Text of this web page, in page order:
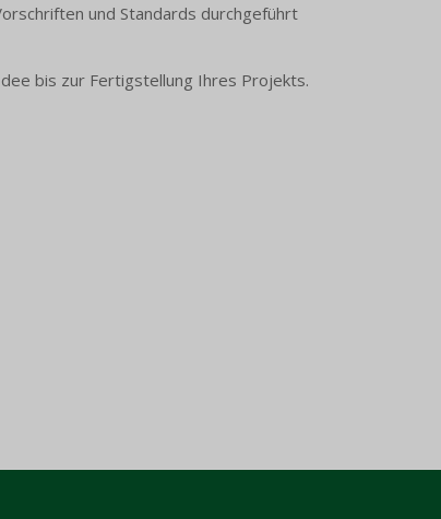
und Standards durchgeführt
bis zur Fertigstellung Ihres Projekts.